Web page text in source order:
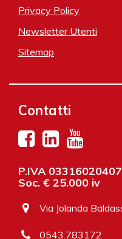
Privacy Policy
Newsletter Utenti
Sitemap
Contatti
P.IVA
Soc. € 25.000 iv
Via Jolanda
0543.783172